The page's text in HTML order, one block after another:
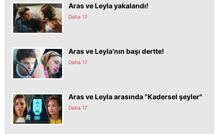
Aras ve Leyla yakalandı!
Daha 17
Aras ve Leyla'nın başı dertte!
Daha 17
Aras ve Leyla arasında "Kadersel şeyler"
Daha 17